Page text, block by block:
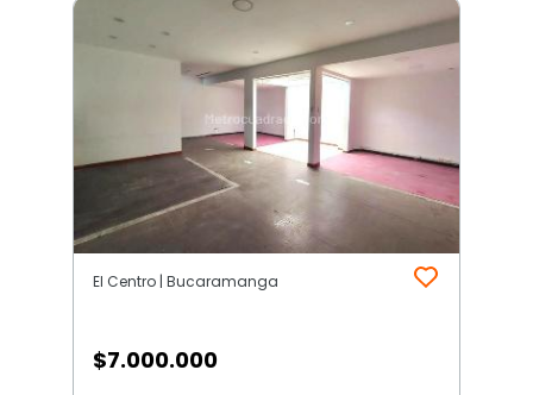
El Centro | Bucaramanga
$7.000.000